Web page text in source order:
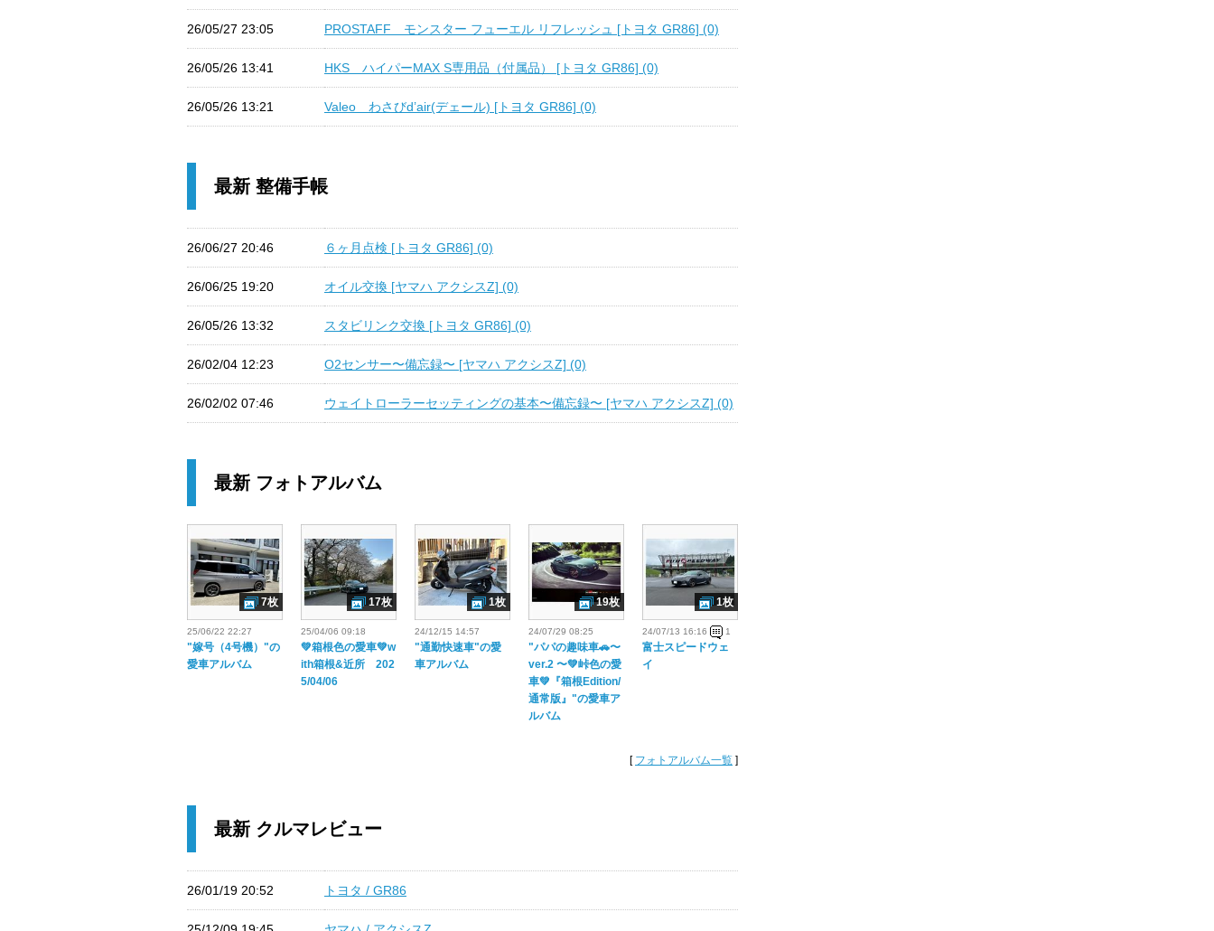
26/05/27 23:05 PROSTAFF モンスター フューエル リフレッシュ [トヨタ GR86] (0)
26/05/26 13:41 HKS ハイパーMAX S専用品（付属品） [トヨタ GR86] (0)
26/05/26 13:21 Valeo わさびd’air(デェール) [トヨタ GR86] (0)
最新 整備手帳
26/06/27 20:46 ６ヶ月点検 [トヨタ GR86] (0)
26/06/25 19:20 オイル交換 [ヤマハ アクシスZ] (0)
26/05/26 13:32 スタビリンク交換 [トヨタ GR86] (0)
26/02/04 12:23 O2センサー〜備忘録〜 [ヤマハ アクシスZ] (0)
26/02/02 07:46 ウェイトローラーセッティングの基本〜備忘録〜 [ヤマハ アクシスZ] (0)
最新 フォトアルバム
25/06/22 22:27
"嫁号（4号機）"の
愛車アルバム
7枚
25/04/06 09:18
💚箱根色の愛車💚w
ith箱根&近所 202
5/04/06
17枚
24/12/15 14:57
"通勤快速車"の愛
車アルバム
1枚
24/07/29 08:25
"パパの趣味車🚗〜
ver.2 〜💚峠色の愛
車💚『箱根Edition/
通常版』"の愛車ア
ルバム
19枚
24/07/13 16:16 1
富士スピードウェ
イ
1枚
[ フォトアルバム一覧 ]
最新 クルマレビュー
26/01/19 20:52 トヨタ / GR86